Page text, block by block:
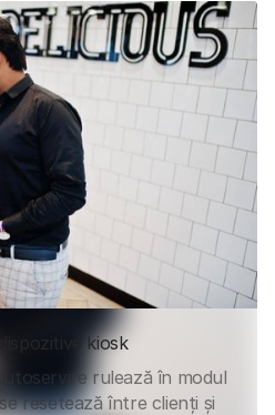
kiosk
rulează în modul
resetează între clienți și